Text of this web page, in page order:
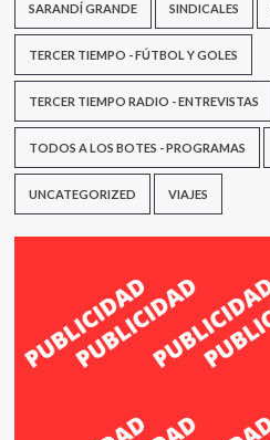
SARANDÍ GRANDE SINDICALES
TERCER TIEMPO - FÚTBOL Y GOLES
TERCER TIEMPO RADIO - ENTREVISTAS
TODOS A LOS BOTES - PROGRAMAS
UNCATEGORIZED VIAJES